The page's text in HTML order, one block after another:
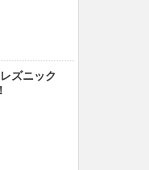
ズニック